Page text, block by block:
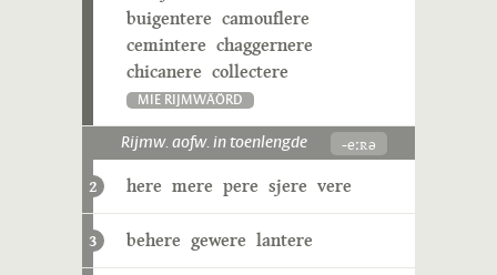
buigentere camouflere
cemintere chaggernere
chicanere collectere
MIE RIJMWÄÖRD
Rijmw. aofw. in toenlengde -eːʀə
2 here mere pere sjere vere
3 behere gewere lantere